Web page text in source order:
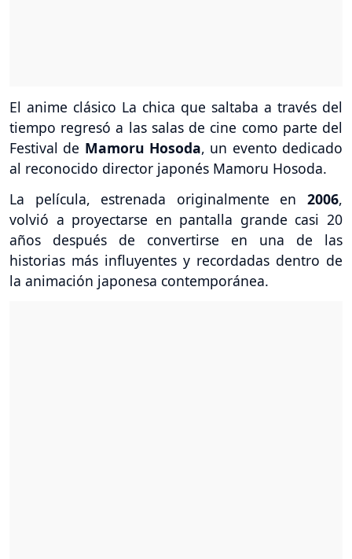
El anime clásico La chica que saltaba a través del
tiempo regresó a las salas de cine como parte del
Festival de Mamoru Hosoda, un evento dedicado
al reconocido director japonés Mamoru Hosoda.
La película, estrenada originalmente en 2006,
volvió a proyectarse en pantalla grande casi 20
años después de convertirse en una de las
historias más influyentes y recordadas dentro de
la animación japonesa contemporánea.